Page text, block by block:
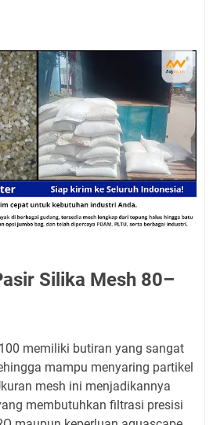
Silika Mesh 80–
memiliki butiran yang sangat
mampu menyaring partikel
mesh ini menjadikannya
membutuhkan filtrasi presisi